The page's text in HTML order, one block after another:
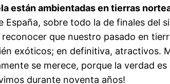
están ambientadas en tierras
España, sobre todo la de finales del
que nuestro pasado en
exóticos; en definitiva, atractivos.
se merece, porque la verdad
durante noventa años!